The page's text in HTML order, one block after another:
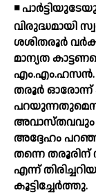
◾
വിരുദ്ധമായി
ശശിതരൂര്‍
മാന്യത
എം.എം.ഹസന്‍.
തരൂര്‍
അവാസ്തവവും
അദ്ദേഹം
തന്നെ തരൂരിന്
എന്ന്
കൂട്ടിച്ചേര്‍ത്തു.